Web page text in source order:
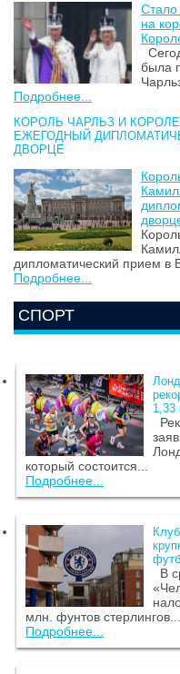
Стало
на
была
Подробнее...
КОРОЛЬ ЧАРЛЬЗ И
ЕЖЕГОДНЫЙ
ДВОРЦЕ
дипломатический прием в
Подробнее...
СПОРТ
1,33
который состоится...
Подробнее...
В
млн. фунтов стерлингов...
Подробнее...